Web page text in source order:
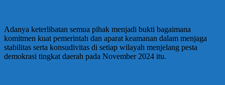
Adanya keterlibatan semua pihak menjadi bukti bagaimana
komitmen kuat pemerintah dan aparat keamanan dalam menjaga
stabilitas serta konsudivitas di setiap wilayah menjelang pesta
demokrasi tingkat daerah pada November 2024 itu.